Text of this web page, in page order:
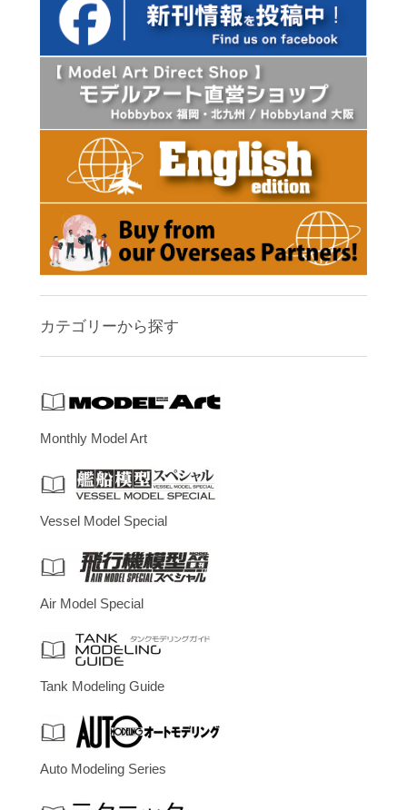
カテゴリーから探す
Monthly Model Art
Vessel Model Special
Air Model Special
Tank Modeling Guide
Auto Modeling Series